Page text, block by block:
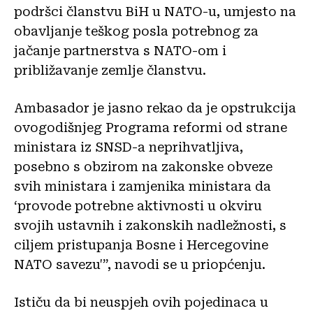
podršci članstvu BiH u NATO-u, umjesto na
obavljanje teškog posla potrebnog za
jačanje partnerstva s NATO-om i
približavanje zemlje članstvu.
Ambasador je jasno rekao da je opstrukcija
ovogodišnjeg Programa reformi od strane
ministara iz SNSD-a neprihvatljiva,
posebno s obzirom na zakonske obveze
svih ministara i zamjenika ministara da
‘provode potrebne aktivnosti u okviru
svojih ustavnih i zakonskih nadležnosti, s
ciljem pristupanja Bosne i Hercegovine
NATO savezu'”, navodi se u priopćenju.
Ističu da bi neuspjeh ovih pojedinaca u